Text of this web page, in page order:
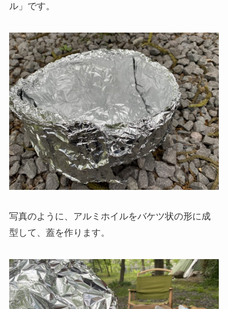
ル」です。
写真のように、アルミホイルをバケツ状の形に成
型して、蓋を作ります。